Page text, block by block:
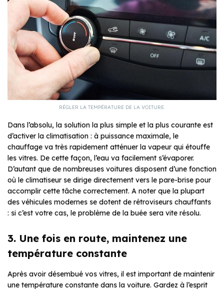
RÉGLER LA TEMPÉRATURE DE LA VOITURE.
Dans l’absolu, la solution la plus simple et la plus courante est
d’activer la climatisation : à puissance maximale, le
chauffage va très rapidement atténuer la vapeur qui étouffe
les vitres. De cette façon, l’eau va facilement s’évaporer.
D’autant que de nombreuses voitures disposent d’une fonction
où le climatiseur se dirige directement vers le pare-brise pour
accomplir cette tâche correctement. A noter que la plupart
des véhicules modernes se dotent de rétroviseurs chauffants
: si c’est votre cas, le problème de la buée sera vite résolu.
3. Une fois en route, maintenez une
température constante
Après avoir désembué vos vitres, il est important de maintenir
une température constante dans la voiture. Gardez à l’esprit